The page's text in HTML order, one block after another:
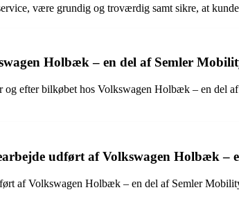
være grundig og troværdig samt sikre, at
Holbæk – en del af Semler
efter bilkøbet hos Volkswagen Holbæk – en del
udført af Volkswagen Holbæk –
af Volkswagen Holbæk – en del af Semler